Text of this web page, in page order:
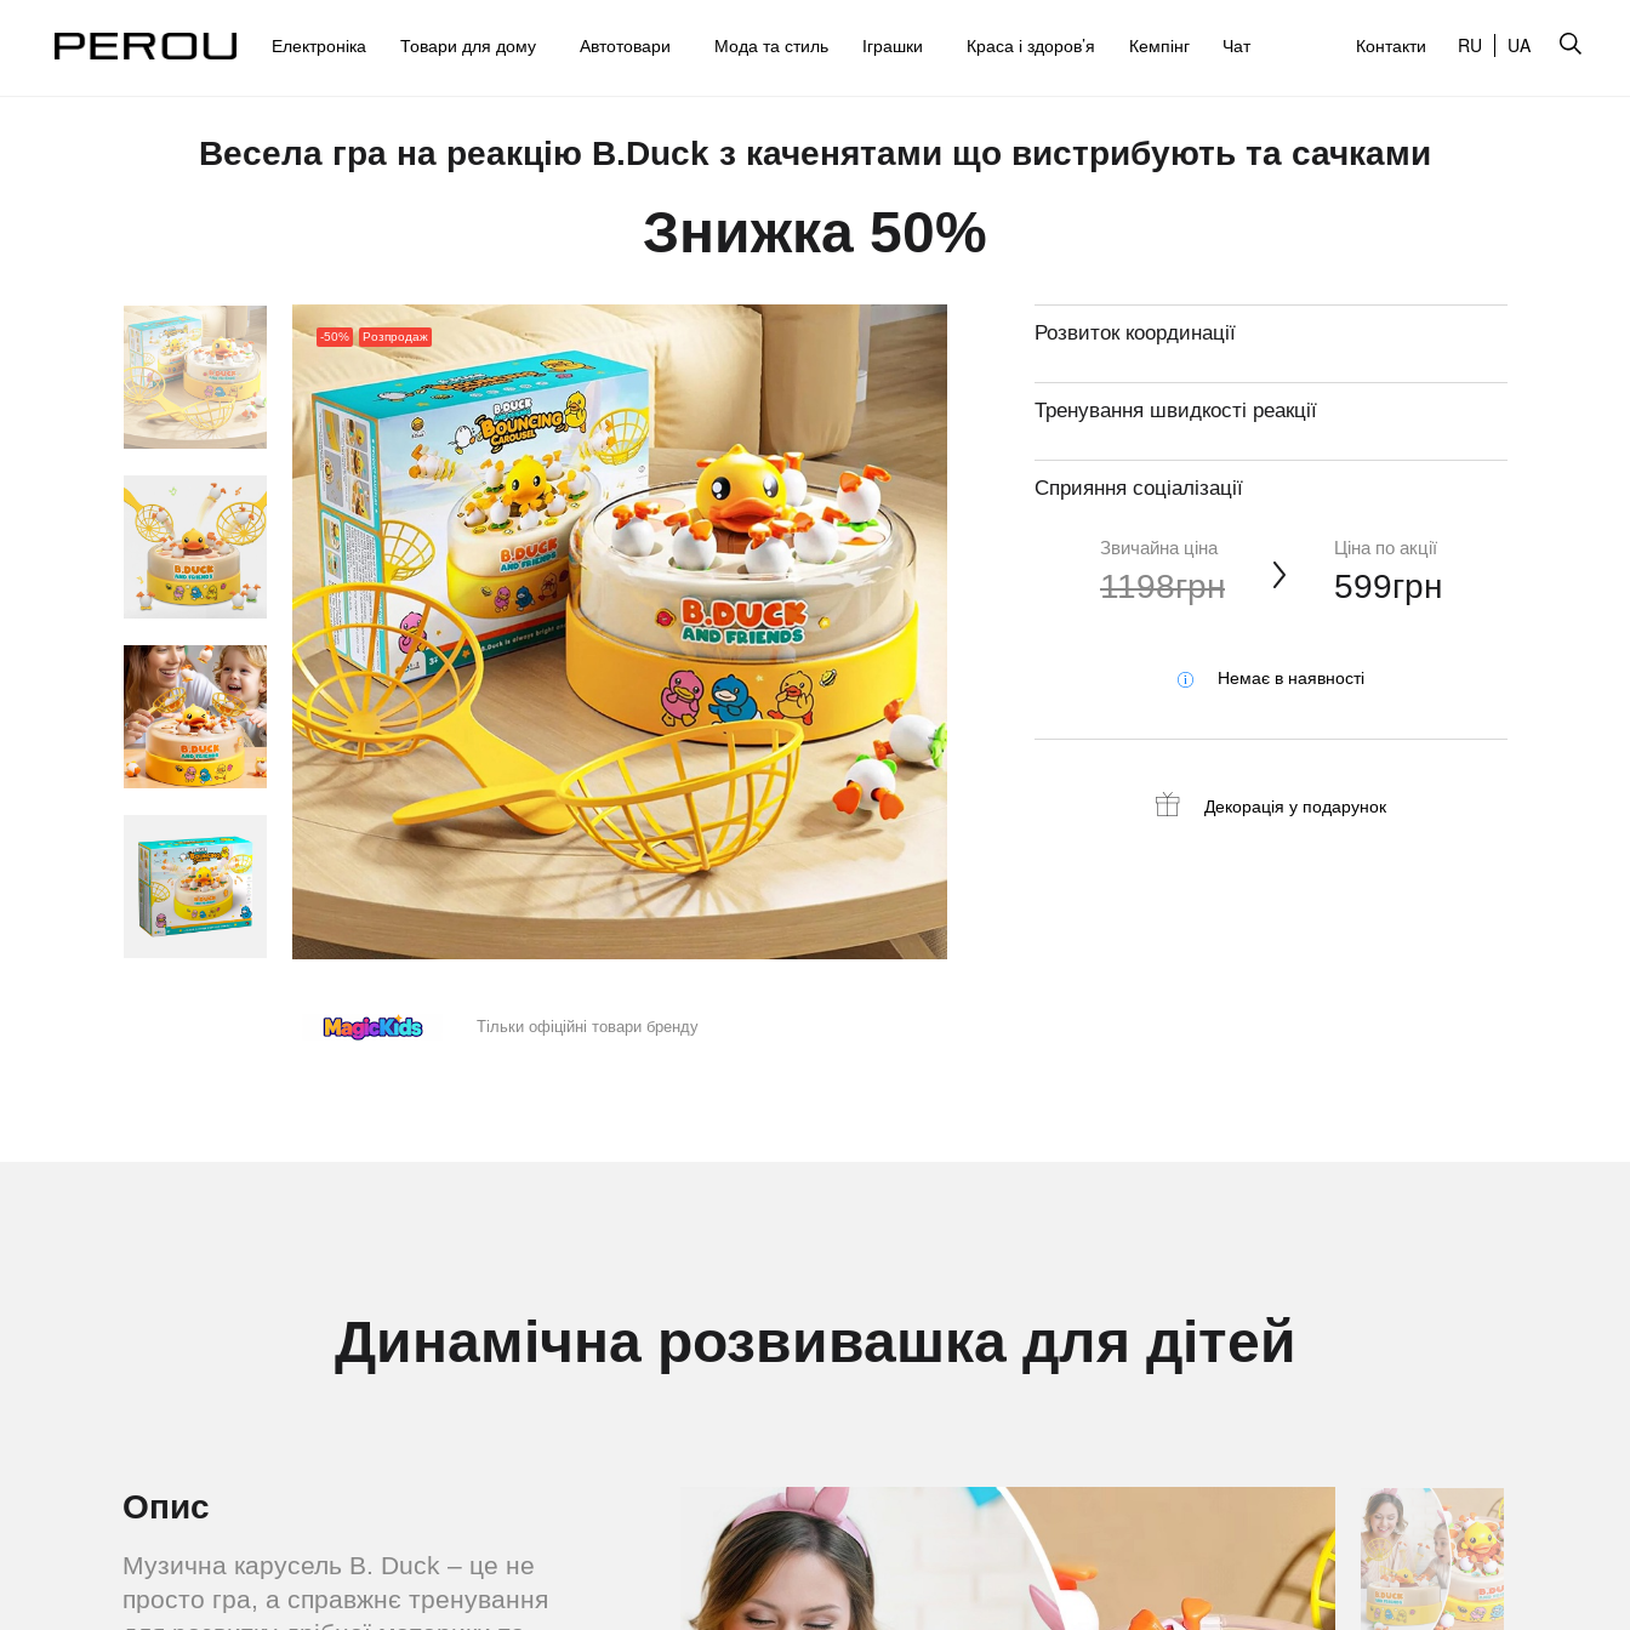
Електроніка Товари для дому Автотовари Мода та стиль Іграшки Краса і здоров’я Кемпінг Чат Контакти RU UA
Весела гра на реакцію B.Duck з каченятами що вистрибують та сачками
Знижка 50%
-50% Розпродаж
Тільки офіційні товари бренду
Розвиток координації
Тренування швидкості реакції
Сприяння соціалізації
Звичайна ціна
1198грн
Ціна по акції
599грн
Немає в наявності
Декорація у подарунок
Динамічна розвивашка для дітей
Опис
Музична карусель B. Duck – це не
просто гра, а справжнє тренування